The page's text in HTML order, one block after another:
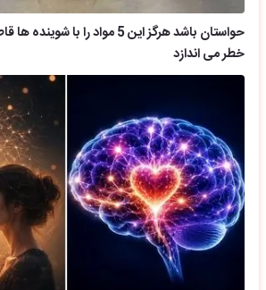
حواستان باشد هرگز این 5 مواد را با
خطر می اندازد